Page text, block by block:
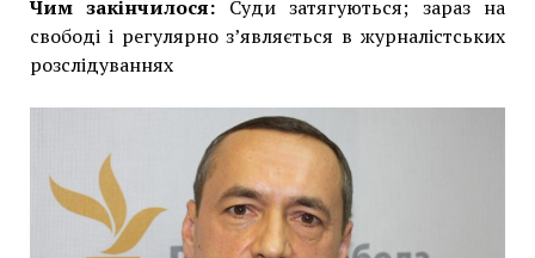
Чим закінчилося: Суди затягуються; зараз на
свободі і регулярно з’являється в журналістських
розслідуваннях